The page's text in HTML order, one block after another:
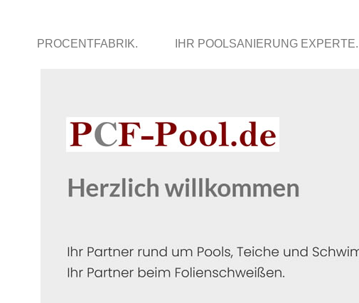
PROCENTFABRIK. IHR POOLSANIERUNG EXPERTE.